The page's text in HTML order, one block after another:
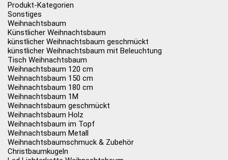
Produkt-Kategorien
Sonstiges
Weihnachtsbaum
Künstlicher Weihnachtsbaum
künstlicher Weihnachtsbaum geschmückt
künstlicher Weihnachtsbaum mit Beleuchtung
Tisch Weihnachtsbaum
Weihnachtsbaum 120 cm
Weihnachtsbaum 150 cm
Weihnachtsbaum 180 cm
Weihnachtsbaum 1M
Weihnachtsbaum geschmückt
Weihnachtsbaum Holz
Weihnachtsbaum im Topf
Weihnachtsbaum Metall
Weihnachtsbaumschmuck & Zubehör
Christbaumkugeln